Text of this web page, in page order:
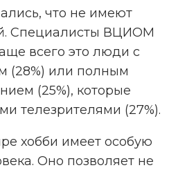
что не имеют
Специалисты ВЦИОМ
всего это люди с
(28%) или полным
(25%), которые
телезрителями (27%).
хобби имеет особую
Оно позволяет не